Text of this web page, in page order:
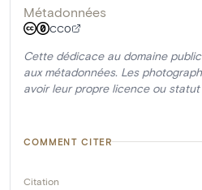
Métadonnées
CC0
Cette dédicace au domaine
aux métadonnées. Les
avoir leur propre licence ou
COMMENT CITER
Citation